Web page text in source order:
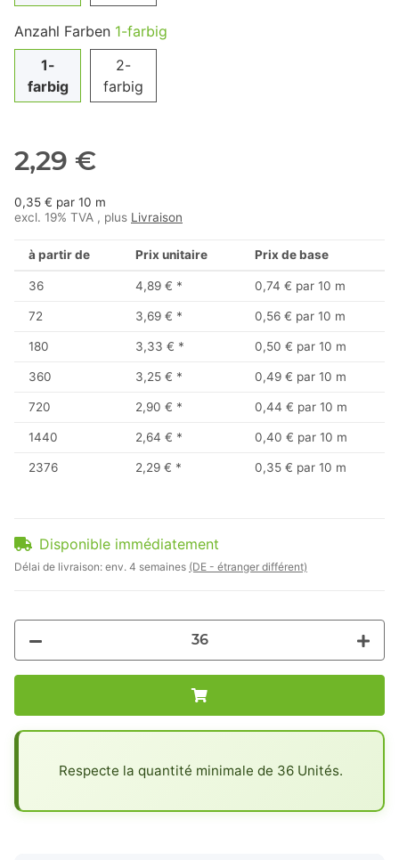
Anzahl Farben 1-farbig
1-
farbig
2-
farbig
2,29 €
0,35 € par 10 m
excl. 19% TVA , plus Livraison
à partir de Prix unitaire Prix de base
36 4,89 € * 0,74 € par 10 m
72 3,69 € * 0,56 € par 10 m
180 3,33 € * 0,50 € par 10 m
360 3,25 € * 0,49 € par 10 m
720 2,90 € * 0,44 € par 10 m
1440 2,64 € * 0,40 € par 10 m
2376 2,29 € * 0,35 € par 10 m
Disponible immédiatement
Délai de livraison: env. 4 semaines (DE - étranger différent)
Respecte la quantité minimale de 36 Unités.